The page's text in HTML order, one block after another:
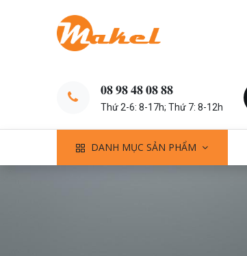
𝟎𝟖 𝟗𝟖 𝟒𝟖 𝟎𝟖 𝟖𝟖
Thứ 2-6: 8-17h; Thứ 7: 8-12h
DANH MỤC SẢN PHẨM